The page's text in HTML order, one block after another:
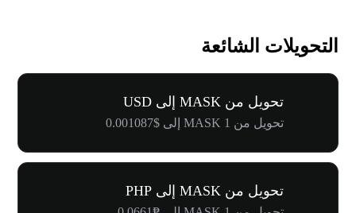
التحويلات الشائعة
تحويل من MASK إلى USD
تحويل من 1 MASK إلى $0.001087
تحويل من MASK إلى PHP